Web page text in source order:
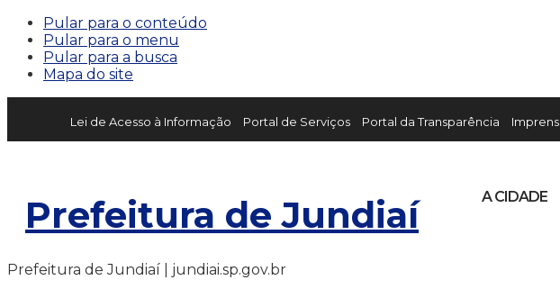
Pular para o conteúdo
Pular para o menu
Pular para a busca
Mapa do site
Lei de Acesso à Informação Portal de Serviços Portal da Transparência
Prefeitura de Jundiaí A CIDADE
Prefeitura de Jundiaí | jundiai.sp.gov.br